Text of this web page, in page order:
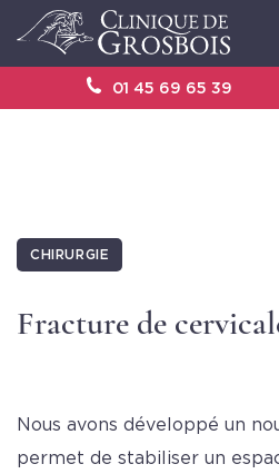
01 45 69 65 39
CHIRURGIE
Fracture de
Nous avons développé un
permet de stabiliser un